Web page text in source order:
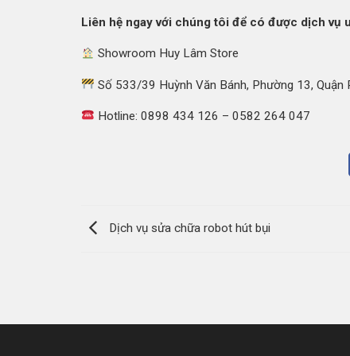
Liên hệ ngay với chúng tôi để có được dịch vụ
Showroom Huy Lâm Store
Số 533/39 Huỳnh Văn Bánh, Phường 13, Quận
Hotline: 0898 434 126 – 0582 264 047
Dịch vụ sửa chữa robot hút bụi